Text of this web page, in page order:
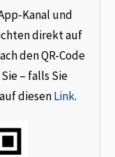
Kanal und
direkt auf
den QR-Code
– falls Sie
diesenLink.